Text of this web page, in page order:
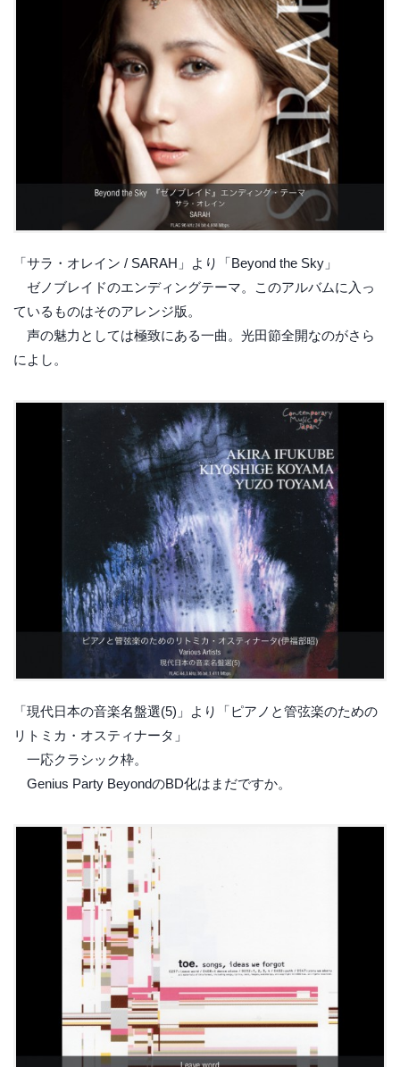
「サラ・オレイン / SARAH」より「Beyond the Sky」
ゼノブレイドのエンディングテーマ。このアルバムに入っ
ているものはそのアレンジ版。
声の魅力としては極致にある一曲。光田節全開なのがさら
によし。
「現代日本の音楽名盤選(5)」より「ピアノと管弦楽のための
リトミカ・オスティナータ」
一応クラシック枠。
Genius Party BeyondのBD化はまだですか。